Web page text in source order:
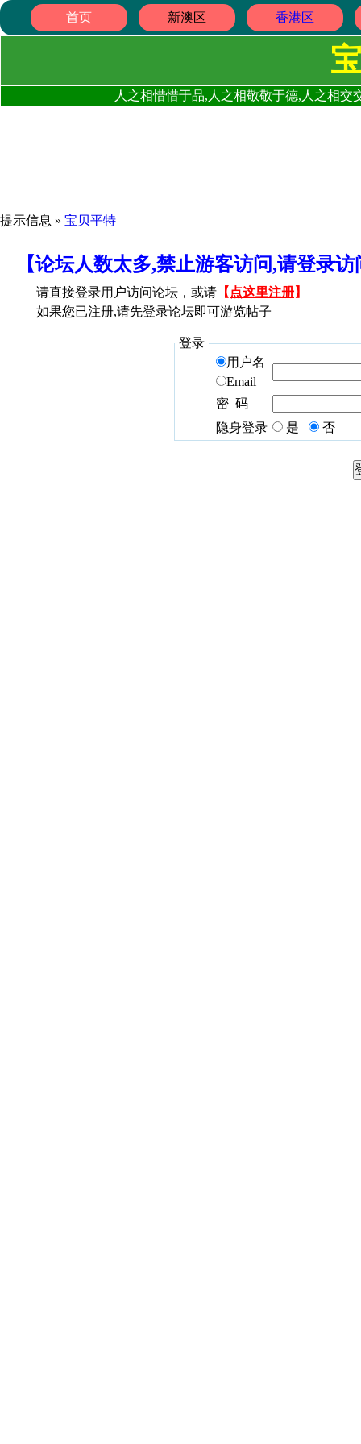
首页 新澳区 香港区
人之相惜惜于品,人之相敬敬于德,人之相
提示信息 » 宝贝平特
【论坛人数太多,禁止游客访问,请登录
请直接登录用户访问论坛，或请 【 点这里注册】
如果您已注册,请先登录论坛即可游览帖子
登录
用户名
Email
密 码
隐身登录
是 否